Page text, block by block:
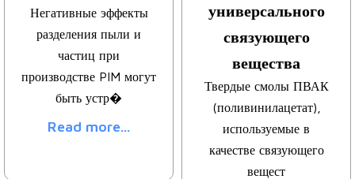
Негативные эффекты
разделения пыли и
частиц при
производстве PIM могут
быть устр�
Read more...
универсального
связующего
вещества
Твердые смолы ПВАК
(поливинилацетат),
используемые в
качестве связующего
вещест